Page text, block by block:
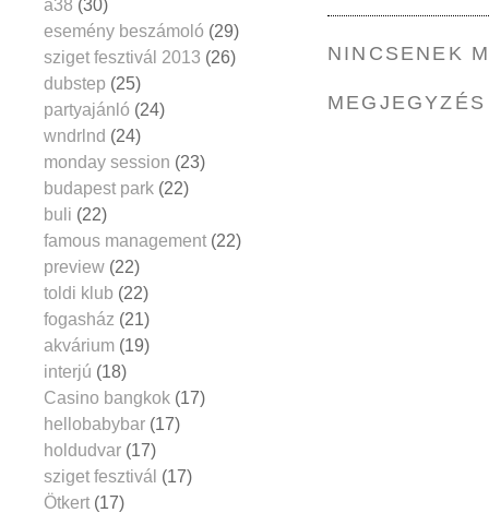
NINCSENEK
a38 (30)
esemény beszámoló (29)
sziget fesztivál 2013 (26)
dubstep (25)
partyajánló (24)
wndrlnd (24)
monday session (23)
budapest park (22)
buli (22)
famous management (22)
preview (22)
toldi klub (22)
fogasház (21)
akvárium (19)
interjú (18)
Casino bangkok (17)
hellobabybar (17)
holdudvar (17)
sziget fesztivál (17)
Ötkert (17)